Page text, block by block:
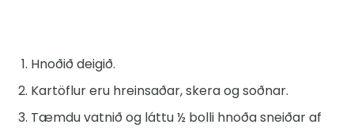
Hnoðið deigið.
Kartöflur eru hreinsaðar, skera og soðnar.
Tæmdu vatnið og láttu ½ bolli hnoða sneiðar af